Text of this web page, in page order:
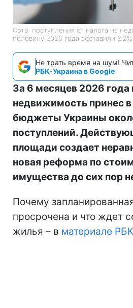
Фото: поступления от налога на
половину 2026 года составили
Не трать время на шум!
РБК-Украина в Google
За 6 месяцев 2026 года
недвижимость принес
бюджеты Украины
поступлений.
площади создает
новая реформа по
имущества до сих пор
Почему
просрочена и что ждет
жилья – в материале